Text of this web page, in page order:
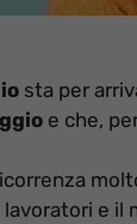
sta per
e che,
lavoratori e